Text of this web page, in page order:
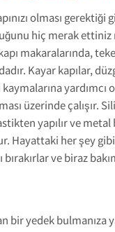
olması gerektiği
hiç merak ettiniz
makaralarında,
Kayar kapılar,
kaymalarına yardımcı
üzerinde çalışır.
yapılır ve metal
Hayattaki her şey
bırakırlar ve biraz
yedek bulmanıza